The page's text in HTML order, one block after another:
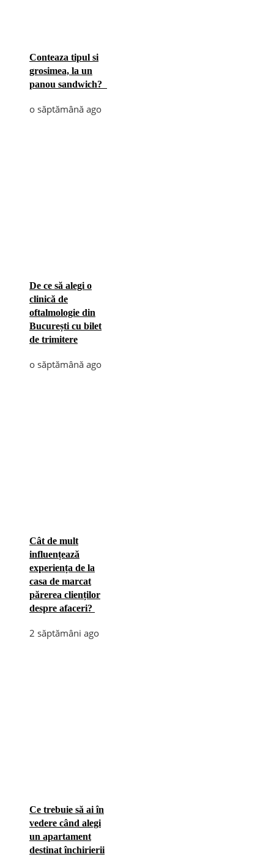
Conteaza tipul si
grosimea, la un
panou sandwich?
o săptămână ago
De ce să alegi o
clinică de
oftalmologie din
București cu bilet
de trimitere
o săptămână ago
Cât de mult
influențează
experiența de la
casa de marcat
părerea clienților
despre afaceri?
2 săptămâni ago
Ce trebuie să ai în
vedere când alegi
un apartament
destinat închirierii